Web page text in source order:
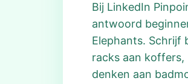
Bij LinkedIn
antwoord
Elephants. Schrijf
racks aan koffers,
denken aan